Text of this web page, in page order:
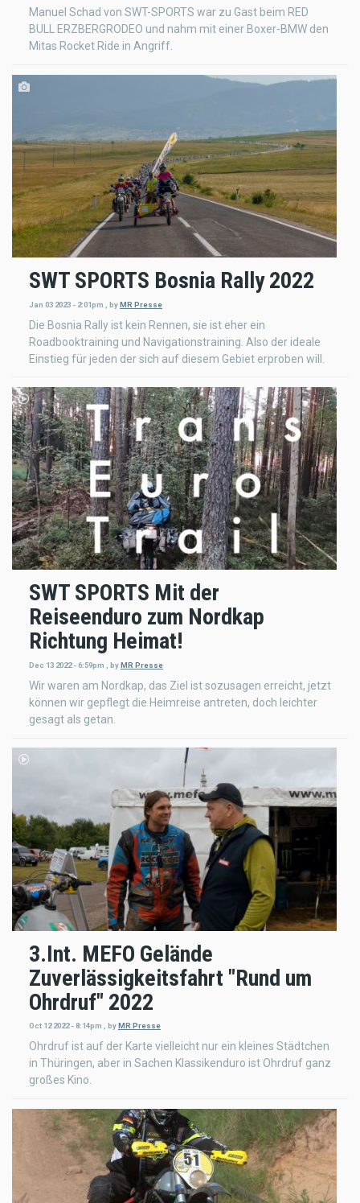
Manuel Schad von SWT-SPORTS war zu Gast beim RED
BULL ERZBERGRODEO und nahm mit einer Boxer-BMW den
Mitas Rocket Ride in Angriff.
SWT SPORTS Bosnia Rally 2022
Jan 03 2023 - 2:01pm byMR Presse
Die Bosnia Rally ist kein Rennen, sie ist eher ein
Roadbooktraining und Navigationstraining. Also der ideale
Einstieg für jeden der sich auf diesem Gebiet erproben will.
SWT SPORTS Mit der
Reiseenduro zum Nordkap
Richtung Heimat!
Dec 13 2022 - 6:59pm byMR Presse
Wir waren am Nordkap, das Ziel ist sozusagen erreicht, jetzt
können wir gepflegt die Heimreise antreten, doch leichter
gesagt als getan.
3.Int. MEFO Gelände
Zuverlässigkeitsfahrt "Rund um
Ohrdruf" 2022
Oct 12 2022 - 8:14pm byMR Presse
Ohrdruf ist auf der Karte vielleicht nur ein kleines Städtchen
in Thüringen, aber in Sachen Klassikenduro ist Ohrdruf ganz
großes Kino.